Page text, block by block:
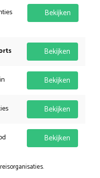
Bekijken
Bekijken
Bekijken
Bekijken
Bekijken